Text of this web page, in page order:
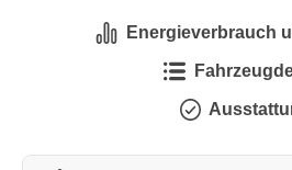
Energieverbrauch